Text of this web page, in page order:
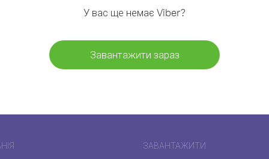
У вас ще немає Viber?
Завантажити зараз
ЗАВАНТАЖИТИ